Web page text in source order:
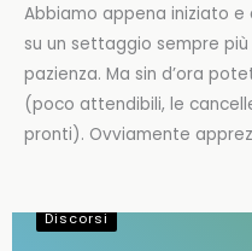
Abbiamo appena iniziato
su un settaggio sempre
pazienza. Ma sin d’ora
(poco attendibili, le
pronti). Ovviamente
Discorsi